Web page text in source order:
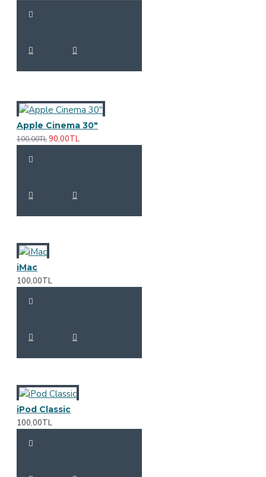
Apple Cinema 30"
100,00TL 90,00TL
iMac
100,00TL
iPod Classic
100,00TL